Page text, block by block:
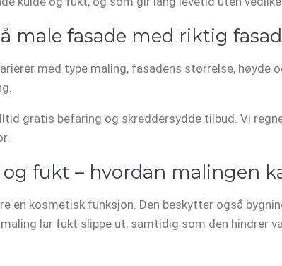
male fasade med riktig
med type maling, fasadens størrelse,
gratis befaring og skreddersydde tilbud. Vi
og fukt – hvordan malingen
en kosmetisk funksjon. Den beskytter også
lar fukt slippe ut, samtidig som den hindrer